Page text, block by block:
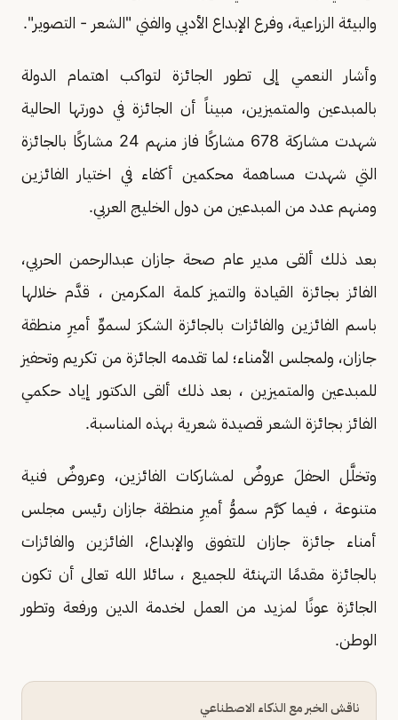
والبيئة الزراعية، وفرع الإبداع الأدبي والفني "الشعر - التصوير".
وأشار النعمي إلى تطور الجائزة لتواكب اهتمام الدولة
بالمبدعين والمتميزين، مبيناً أن الجائزة في دورتها الحالية
شهدت مشاركة 678 مشاركًا فاز منهم 24 مشاركًا بالجائزة
التي شهدت مساهمة محكمين أكفاء في اختيار الفائزين
ومنهم عدد من المبدعين من دول الخليج العربي.
بعد ذلك ألقى مدير عام صحة جازان عبدالرحمن الحربي،
الفائز بجائزة القيادة والتميز كلمة المكرمين ، قدَّم خلالها
باسم الفائزين والفائزات بالجائزة الشكرَ لسموِّ أميرِ منطقة
جازان، ولمجلس الأمناء؛ لما تقدمه الجائزة من تكريم وتحفيز
للمبدعين والمتميزين ، بعد ذلك ألقى الدكتور إياد حكمي
الفائز بجائزة الشعر قصيدة شعرية بهذه المناسبة.
وتخلَّل الحفلَ عروضٌ لمشاركات الفائزين، وعروضٌ فنية
متنوعة ، فيما كرَّم سموُّ أميرِ منطقة جازان رئيس مجلس
أمناء جائزة جازان للتفوق والإبداع، الفائزين والفائزات
بالجائزة مقدمًا التهنئة للجميع ، سائلا الله تعالى أن تكون
الجائزة عونًا لمزيد من العمل لخدمة الدين ورفعة وتطور
الوطن.
ناقش الخبر مع الذكاء الاصطناعي